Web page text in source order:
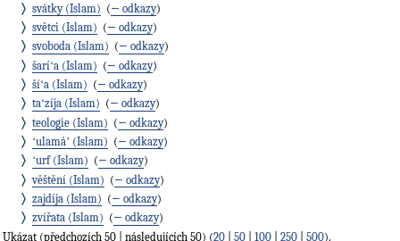
svátky (Islam) (← odkazy)
světci (Islam) (← odkazy)
svoboda (Islam) (← odkazy)
šaríʻa (Islam) (← odkazy)
šíʻa (Islam) (← odkazy)
taʻzíja (Islam) (← odkazy)
teologie (Islam) (← odkazy)
ʻulamáʼ (Islam) (← odkazy)
ʻurf (Islam) (← odkazy)
věštění (Islam) (← odkazy)
zajdíja (Islam) (← odkazy)
zvířata (Islam) (← odkazy)
Ukázat (předchozích 50 | následujících 50) (20 50 100 250 500).